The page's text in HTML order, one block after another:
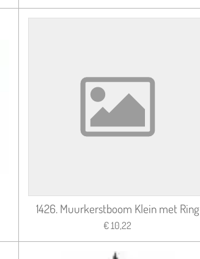
1426. Muurkerstboom Klein met Ring
€ 10,22